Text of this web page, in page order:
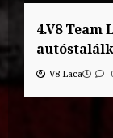
4.V8
V8 Laca